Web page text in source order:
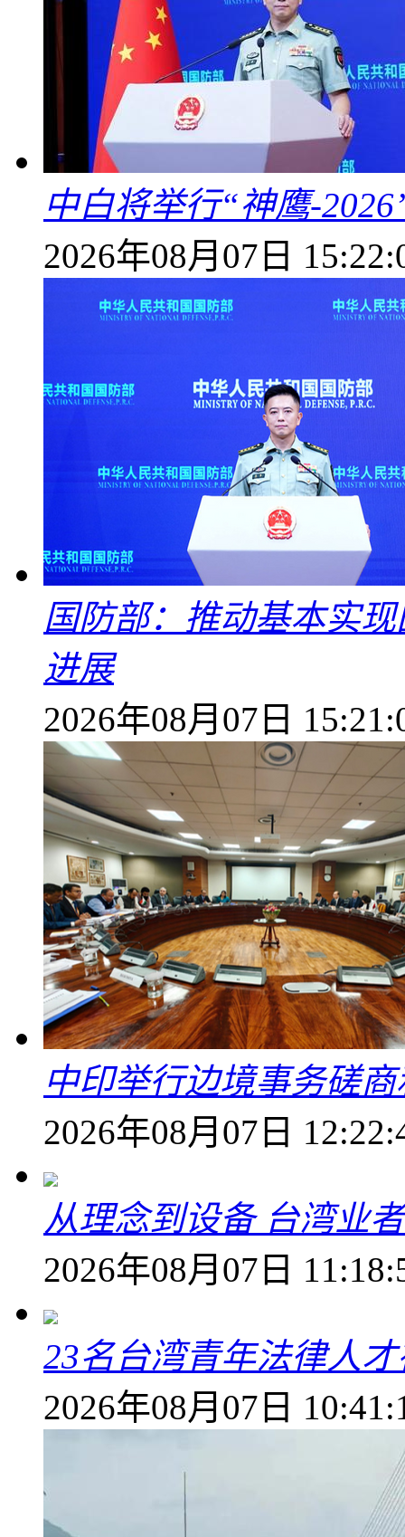
中白将举行“神鹰-
2026年08月07日
国防部：推动基本实
进展
2026年08月07日
中印举行边境事务磋
2026年08月07日
从理念到设备 台湾业
2026年08月07日
23名台湾青年法律人
2026年08月07日